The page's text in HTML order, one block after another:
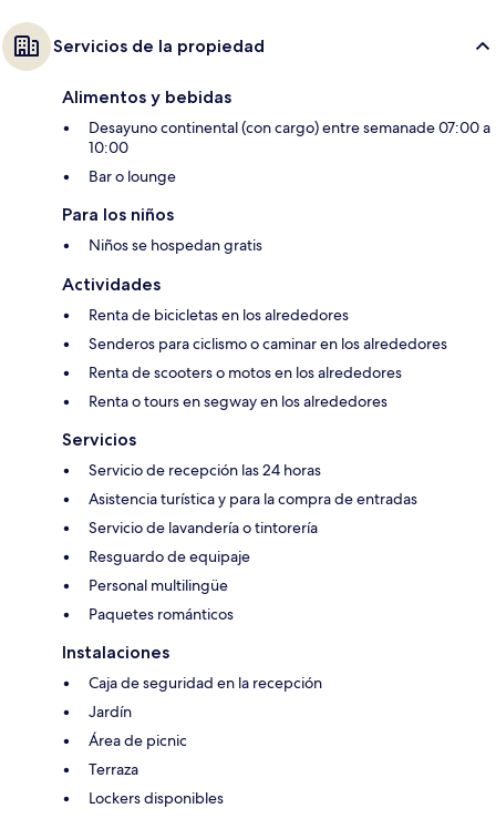
Servicios de la propiedad
Alimentos y bebidas
Desayuno continental (con cargo) entre semanade 07:00 a
10:00
Bar o lounge
Para los niños
Niños se hospedan gratis
Actividades
Renta de bicicletas en los alrededores
Senderos para ciclismo o caminar en los alrededores
Renta de scooters o motos en los alrededores
Renta o tours en segway en los alrededores
Servicios
Servicio de recepción las 24 horas
Asistencia turística y para la compra de entradas
Servicio de lavandería o tintorería
Resguardo de equipaje
Personal multilingüe
Paquetes románticos
Instalaciones
Caja de seguridad en la recepción
Jardín
Área de picnic
Terraza
Lockers disponibles